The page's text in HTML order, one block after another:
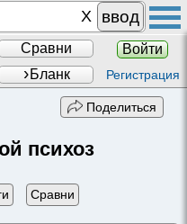
ввод
Сравни
Войти
Бланк Регистрация
Поделиться
психоз
Сравни